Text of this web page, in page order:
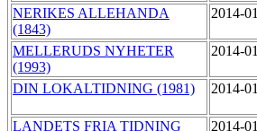
NERIKES ALLEHANDA
(1843)
2014-
MELLERUDS NYHETER
(1993)
2014-
DIN LOKALTIDNING (1981)
2014-
LANDETS FRIA TIDNING
2014-